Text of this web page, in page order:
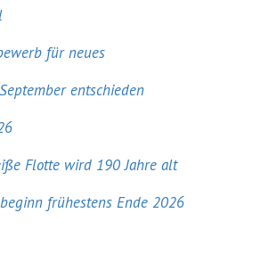
für neues
entschieden
Flotte wird 190 Jahre alt
frühestens Ende 2026